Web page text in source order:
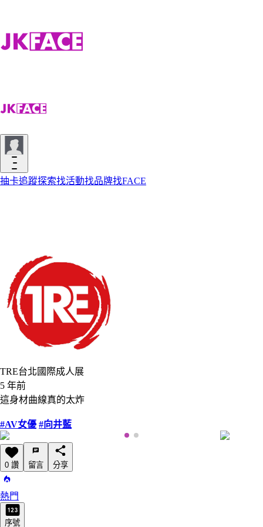
抽卡追蹤探索找活動找品牌找FACE
TRE台北國際成人展
5 年前
這身材曲線真的太炸
#AV女優 #向井藍
0 讚 留言 分享
熱門
序號